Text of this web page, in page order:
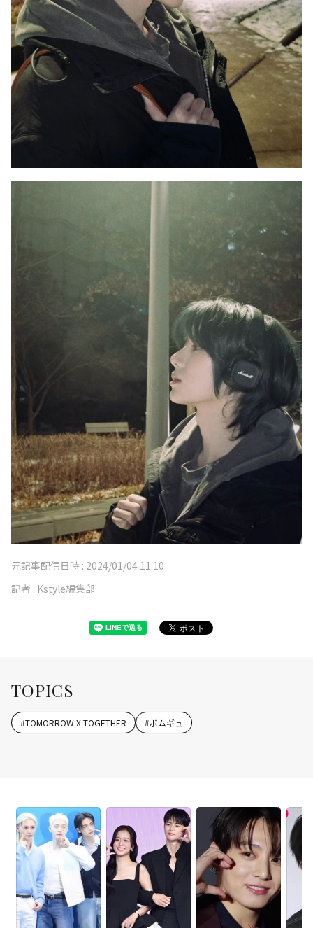
元記事配信日時 : 2024/01/04 11:10
記者 : Kstyle編集部
TOPICS
#TOMORROW X TOGETHER #ボムギュ